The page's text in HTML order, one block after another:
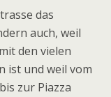
das
auch, weil
den vielen
ist und weil vom
zur Piazza